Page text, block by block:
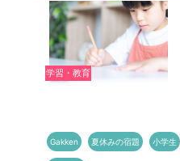
学習・教育
Gakken 夏休みの宿題 小学生